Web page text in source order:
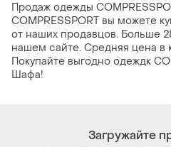
Продаж одежды
COMPRESSPORT вы можете
от наших продавцов. Больше
нашем сайте. Средняя цена в
Покупайте выгодно одеждк
Шафа!
Загружайте